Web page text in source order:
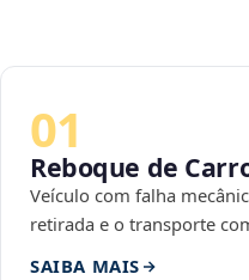
01
Reboque de
Veículo com falha
retirada e o transporte
SAIBA MAIS